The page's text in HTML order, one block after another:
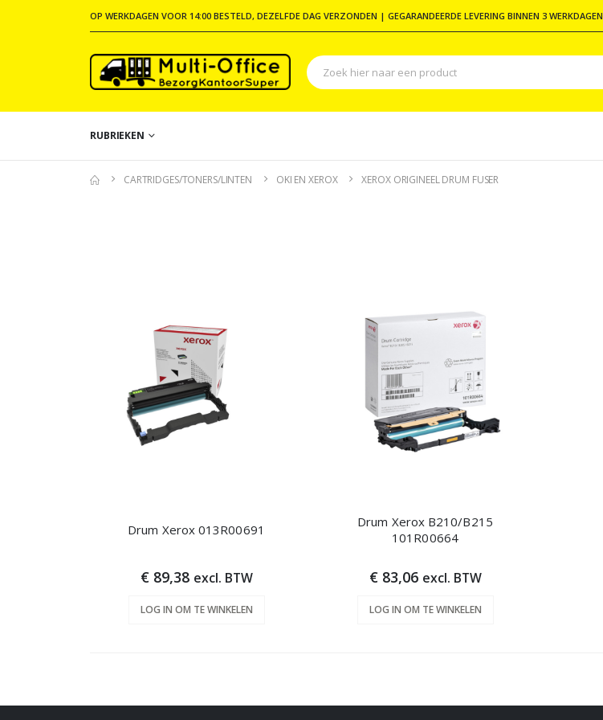
OP WERKDAGEN VOOR 14:00 BESTELD, DEZELFDE DAG VERZONDEN | GEGARANDEERDE LEVERING BINNEN 3 WERKDAGEN
RUBRIEKEN
CARTRIDGES/TONERS/LINTEN OKI EN XEROX XEROX ORIGINEEL DRUM FUSER
Drum Xerox 013R00691
€ 89,38 excl. BTW
LOG IN OM TE WINKELEN
Drum Xerox B210/B215
101R00664
€ 83,06 excl. BTW
LOG IN OM TE WINKELEN